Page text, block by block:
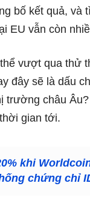
bố kết quả, và
EU vẫn còn
vượt qua thử
đây sẽ là dấu
trường châu
gian tới.
​​khi
chứng chỉ